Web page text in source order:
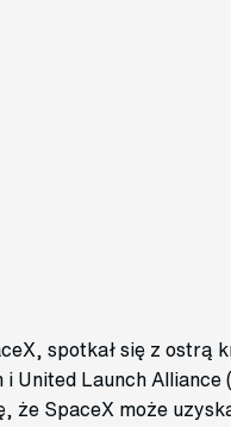
spotkał się z ostrą
United Launch Alliance
że SpaceX może